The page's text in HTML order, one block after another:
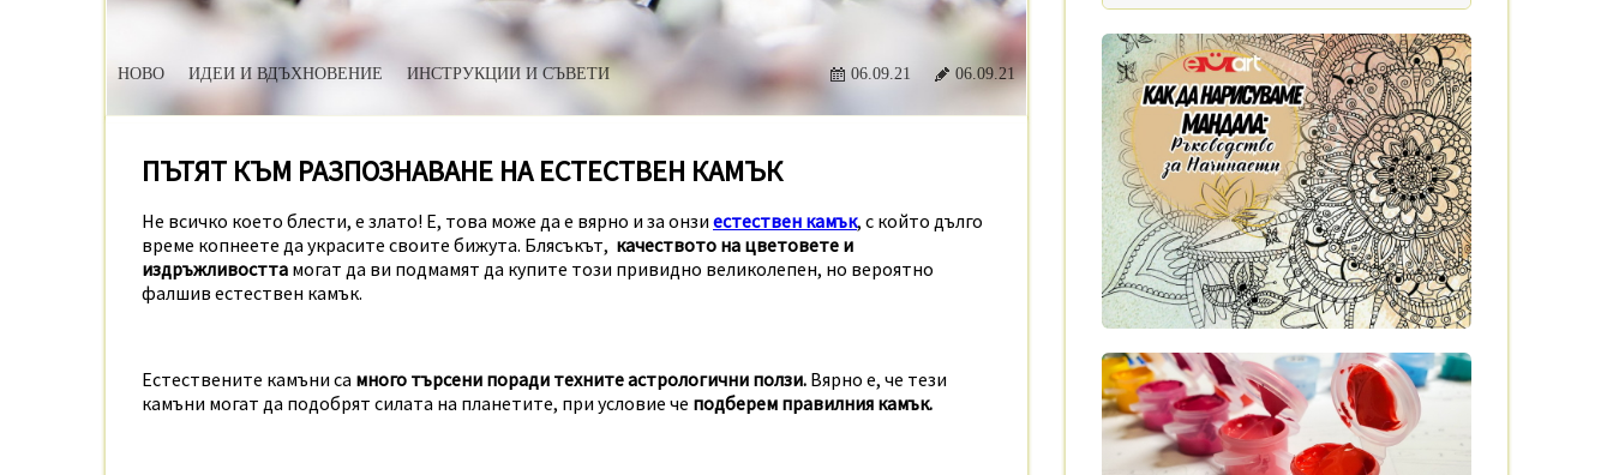
НОВО ИДЕИ И ВДЪХНОВЕНИЕ ИНСТРУКЦИИ И СЪВЕТИ 06.09.21
06.09.21
ПЪТЯТ КЪМ РАЗПОЗНАВАНЕ НА ЕСТЕСТВЕН КАМЪК
Не всичко което блести, е злато! Е, това може да е вярно и за онзи естествен камък, с който дълго
време копнеете да украсите своите бижута. Блясъкът, качеството на цветовете и
издръжливостта могат да ви подмамят да купите този привидно великолепен, но вероятно
фалшив естествен камък.
Естествените камъни са много търсени поради техните астрологични ползи. Вярно е, че тези
камъни могат да подобрят силата на планетите, при условие че подберем правилния камък.